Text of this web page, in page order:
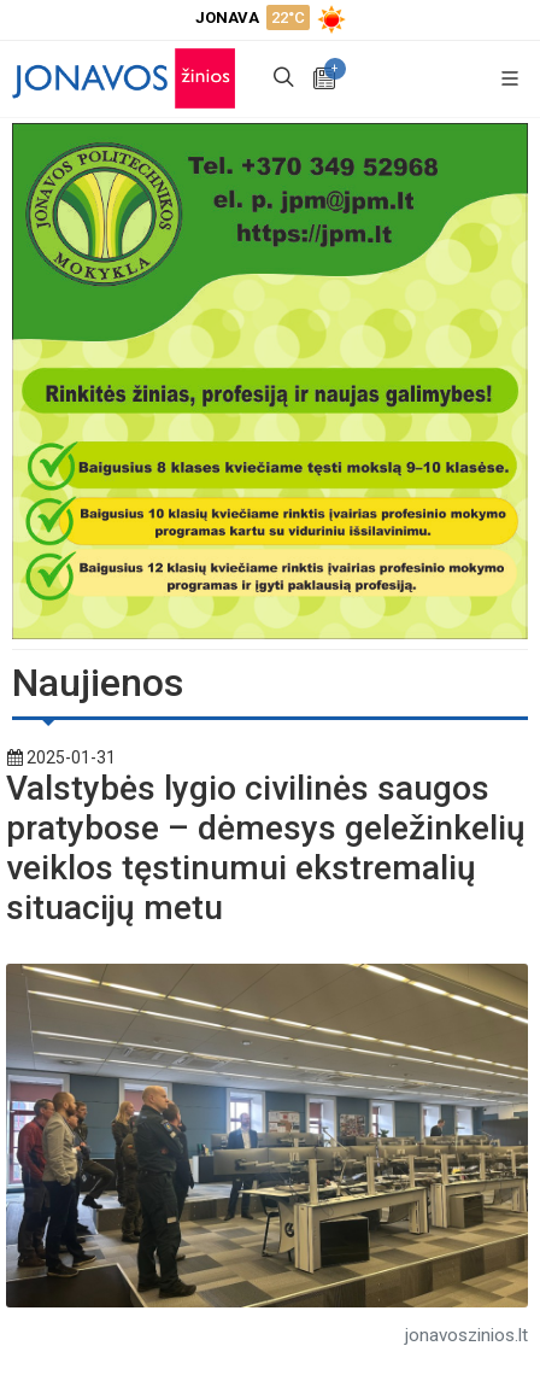
JONAVA 22°C
+
Naujienos
2025-01-31
Valstybės lygio civilinės saugos
pratybose – dėmesys geležinkelių
veiklos tęstinumui ekstremalių
situacijų metu
jonavoszinios.lt